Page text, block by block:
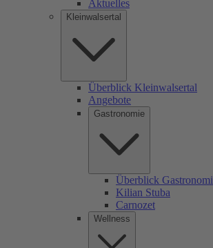
Aktuelles
Kleinwalsertal
Überblick Kleinwalsertal
Angebote
Gastronomie
Überblick
Kilian Stuba
Carnozet
Wellness